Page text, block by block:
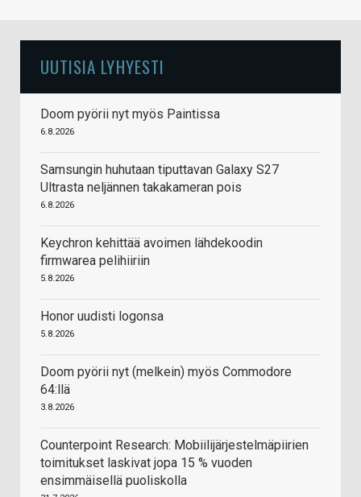
UUTISIA LYHYESTI
Doom pyörii nyt myös Paintissa
6.8.2026
Samsungin huhutaan tiputtavan Galaxy S27
Ultrasta neljännen takakameran pois
6.8.2026
Keychron kehittää avoimen lähdekoodin
firmwarea pelihiiriin
5.8.2026
Honor uudisti logonsa
5.8.2026
Doom pyörii nyt (melkein) myös Commodore
64:llä
3.8.2026
Counterpoint Research: Mobiilijärjestelmäpiirien
toimitukset laskivat jopa 15 % vuoden
ensimmäisellä puoliskolla